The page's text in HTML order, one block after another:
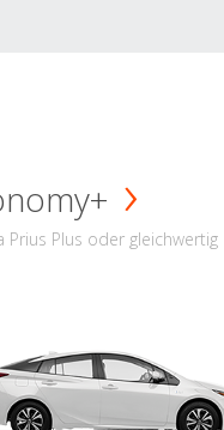
Prius Plus oder gleichwertig